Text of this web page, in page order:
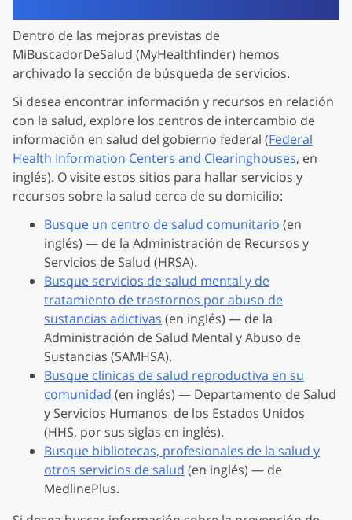
Dentro de las mejoras previstas de
MiBuscadorDeSalud (MyHealthfinder) hemos
archivado la sección de búsqueda de servicios.
Si desea encontrar información y recursos en relación
con la salud, explore los centros de intercambio de
información en salud del gobierno federal (Federal
Health Information Centers and Clearinghouses, en
inglés). O visite estos sitios para hallar servicios y
recursos sobre la salud cerca de su domicilio:
Busque un centro de salud comunitario (en
inglés) — de la Administración de Recursos y
Servicios de Salud (HRSA).
Busque servicios de salud mental y de
tratamiento de trastornos por abuso de
sustancias adictivas (en inglés) — de la
Administración de Salud Mental y Abuso de
Sustancias (SAMHSA).
Busque clínicas de salud reproductiva en su
comunidad (en inglés) — Departamento de Salud
y Servicios Humanos de los Estados Unidos
(HHS, por sus siglas en inglés).
Busque bibliotecas, profesionales de la salud y
otros servicios de salud (en inglés) — de
MedlinePlus.